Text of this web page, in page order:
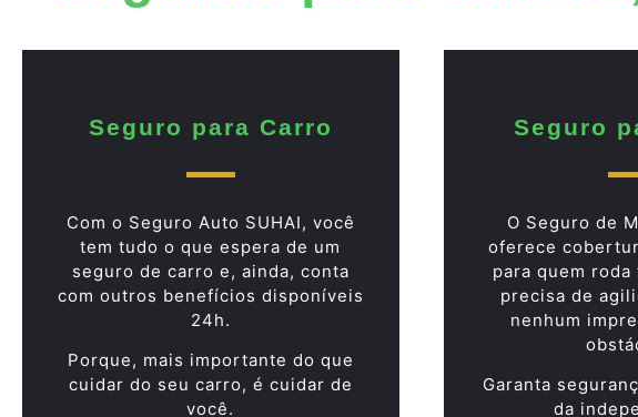
Seguro para Carro
Com o Seguro Auto SUHAI, você
tem tudo o que espera de um
seguro de carro e, ainda, conta
com outros benefícios disponíveis
24h.
Porque, mais importante do que
cuidar do seu carro, é cuidar de
você.
Seguro
O Seguro de
oferece
para quem
precisa de
nenhum
Garanta
da